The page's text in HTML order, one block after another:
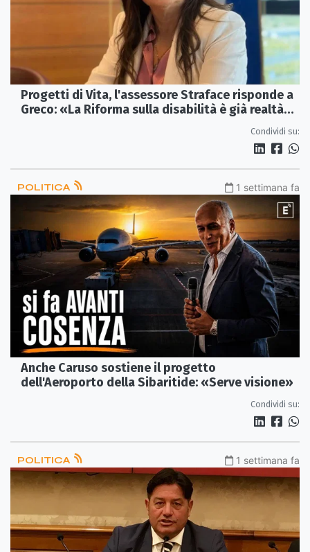
Progetti di Vita, l'assessore Straface risponde a
Greco: «La Riforma sulla disabilità è già realtà
Condividi su:
POLITICA 1 settimana fa
Anche Caruso sostiene il progetto
dell'Aeroporto della Sibaritide: «Serve visione»
Condividi su:
POLITICA 1 settimana fa